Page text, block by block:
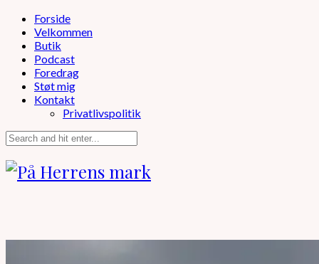
Forside
Velkommen
Butik
Podcast
Foredrag
Støt mig
Kontakt
Privatlivspolitik